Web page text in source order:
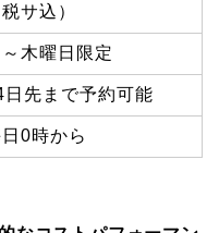
税サ込）
～木曜日限定
日先まで予約可能
0時から